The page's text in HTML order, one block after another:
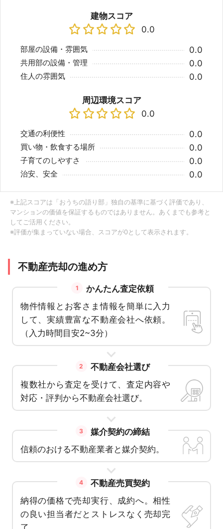
建物スコア
0.0
部屋の設備・雰囲気 0.0
共用部の設備・管理 0.0
住人の雰囲気 0.0
周辺環境スコア
0.0
交通の利便性 0.0
買い物・飲食する場所 0.0
子育てのしやすさ 0.0
治安、安全 0.0
※上記スコアは「おうちの語り部」独自の基準に基づく評価であり、
マンションの価値を保証するものではありません。あくまでも参考と
してご活用ください。
※評価が集まっていない場合、スコアが0として表示されます。
不動産売却の進め方
1
かんたん査定依頼
物件情報とお客さま情報を簡単に入力
して、実績豊富な不動産会社へ依頼。
（入力時間目安2~3分）
2
不動産会社選び
複数社から査定を受けて、査定内容や
対応・評判から不動産会社選び。
3
媒介契約の締結
信頼のおける不動産業者と媒介契約。
4
不動産売買契約
納得の価格で売却実行、成約へ。相性
の良い担当者だとストレスなく売却完